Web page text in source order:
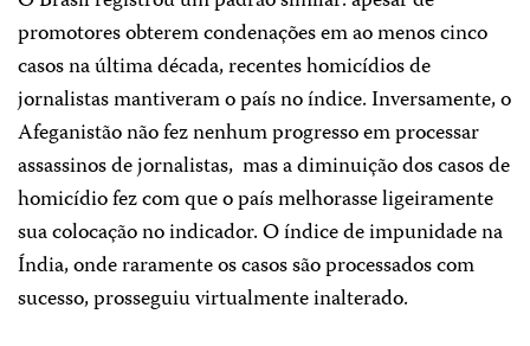
promotores obterem condenações em ao menos cinco
casos na última década, recentes homicídios de
jornalistas mantiveram o país no índice. Inversamente, o
Afeganistão não fez nenhum progresso em processar
assassinos de jornalistas, mas a diminuição dos casos de
homicídio fez com que o país melhorasse ligeiramente
sua colocação no indicador. O índice de impunidade na
Índia, onde raramente os casos são processados com
sucesso, prosseguiu virtualmente inalterado.